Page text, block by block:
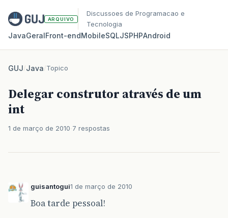
ARQUIVO
Discussoes de Programacao e
Tecnologia
JavaGeralFront‑endMobileSQLJSPHPAndroid
GUJ/Java/Topico
Delegar construtor através de um
int
1 de março de 2010 7 respostas
guisantogui1 de março de 2010
Boa tarde pessoal!